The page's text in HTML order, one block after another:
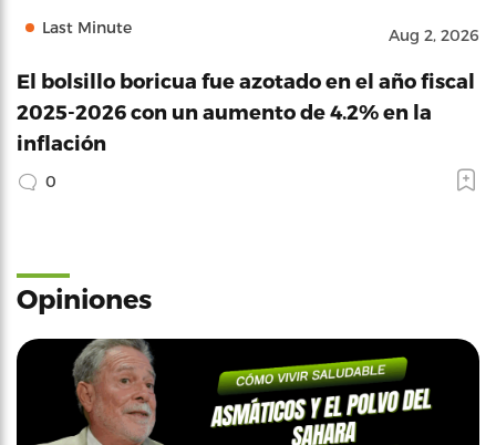
Last Minute Aug 2, 2026
El bolsillo boricua fue azotado en el año fiscal
2025-2026 con un aumento de 4.2% en la
inflación
0
Opiniones